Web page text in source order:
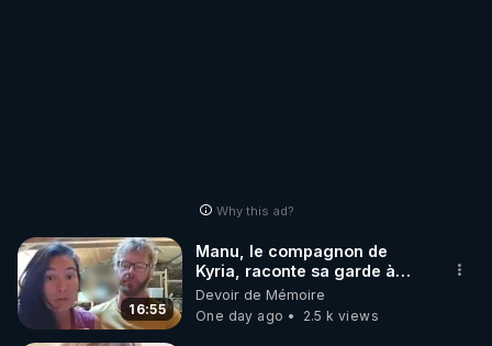
Why this ad?
16:55
Manu, le compagnon de
Kyria, raconte sa garde à
vue musclée. PARTAGEZ!
Devoir de Mémoire
One day ago
2.5 k views